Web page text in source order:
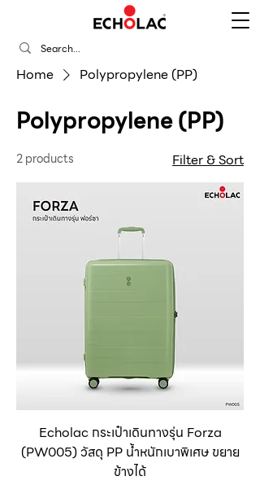
Home Polypropylene (PP)
Polypropylene (PP)
2 products Filter & Sort
Echolac กระเป๋าเดินทางรุ่น Forza
(PW005) วัสดุ PP น้ำหนักเบาพิเศษ ขยาย
ข้างได้